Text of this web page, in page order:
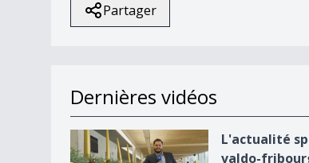
Partager
Dernières vidéos
L&#039;actualité sportive valdo-
L'actualité
valdo-